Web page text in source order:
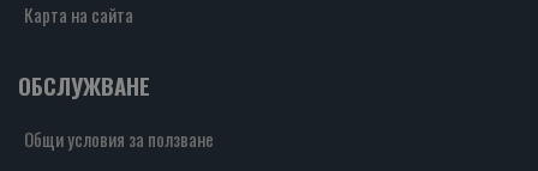
Карта на сайта
ОБСЛУЖВАНЕ
Общи условия за ползване